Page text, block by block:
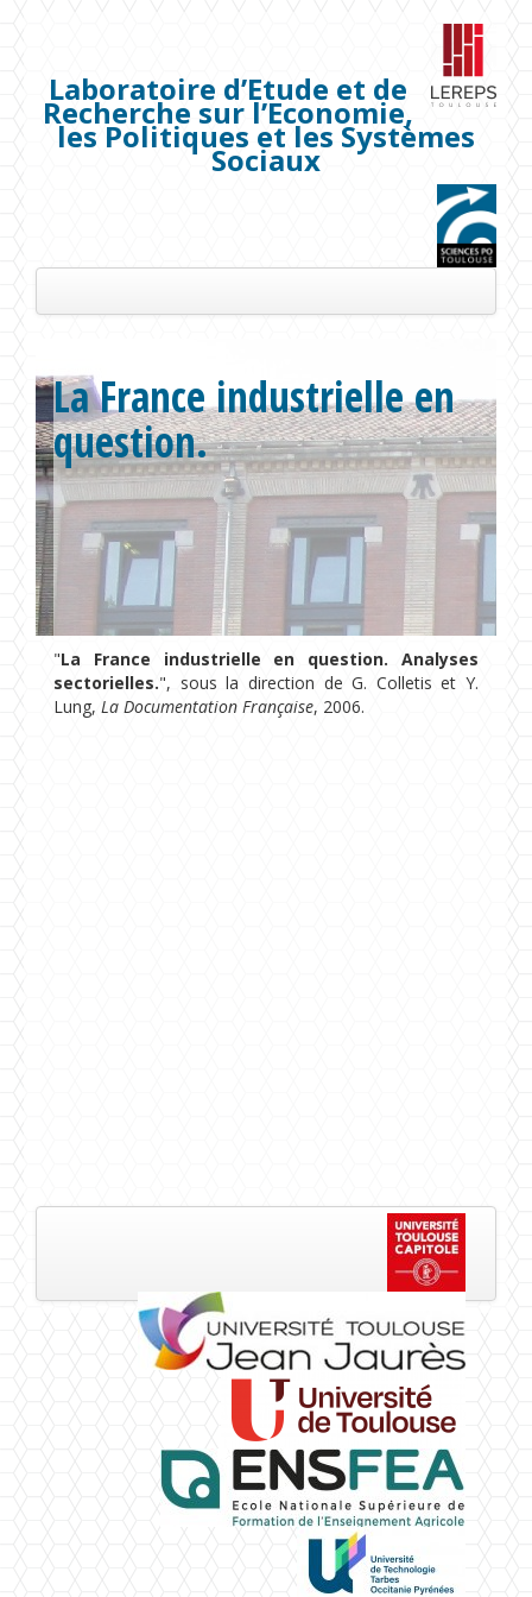
Laboratoire d’Etude et de
Recherche sur l’Economie,
les Politiques et les Systèmes
Sociaux
Les membres
Séminaires
Publications
Projets de recherche
Formations
La France industrielle en
question.
"La France industrielle en question. Analyses
sectorielles.", sous la direction de G. Colletis et Y.
Lung, La Documentation Française, 2006.